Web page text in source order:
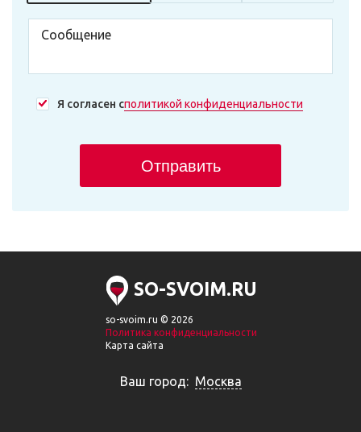
Я согласен сполитикой конфиденциальности
Отправить
SO-SVOIM.RU
so-svoim.ru © 2026
Политика конфиденциальности
Карта сайта
Ваш город: Москва